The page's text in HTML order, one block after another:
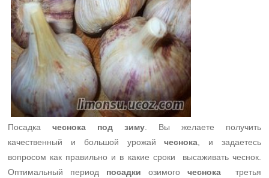
Посадка чеснока под зиму
Вы желаете получить
качественный и большой урожай чеснока , и задаетесь
вопросом как правильно и в какие сроки высаживать чеснок.
Оптимальный период посадки озимого чеснока третья